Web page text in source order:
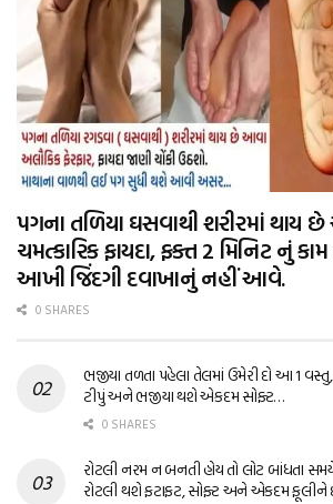
પગના તળિયા ઘસવાથી શરીરમાં થાય
ચમત્કારિક ફાયદા, ફક્ત 2 મિનિટ નું કામ
આખી જિંદગી દવાખાનું નહીં આવે.
0 SHARES
ભજીયા તળતા પહેલા તેલમાં ઉમેરી દો આ 1
ટીપું અને ભજીયા થશે એકદમ સોફ્ટ…
0 SHARES
રોટલી નરમ ન બનતી હોય તો લોટ બાંધતા
રોટલી થશે ફટાફટ, સોફ્ટ અને એકદમ ફૂલીને